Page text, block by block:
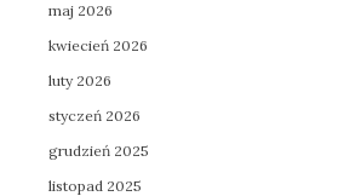
maj 2026
kwiecień 2026
luty 2026
styczeń 2026
grudzień 2025
listopad 2025